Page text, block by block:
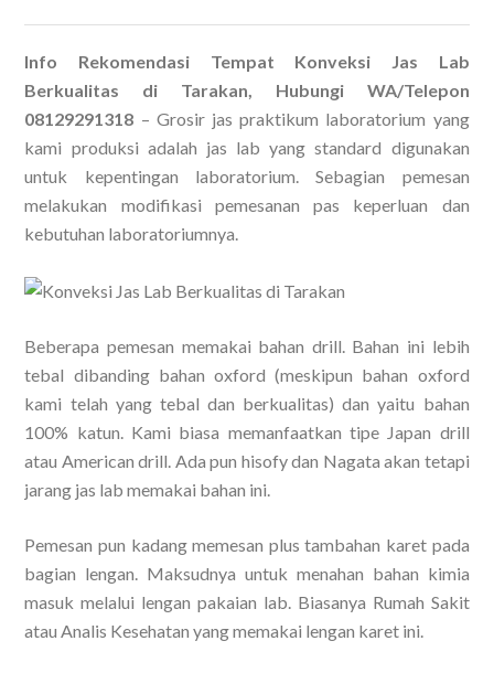
Info Rekomendasi Tempat Konveksi Jas Lab
Berkualitas di Tarakan, Hubungi WA/Telepon
08129291318 – Grosir jas praktikum laboratorium yang
kami produksi adalah jas lab yang standard digunakan
untuk kepentingan laboratorium. Sebagian pemesan
melakukan modifikasi pemesanan pas keperluan dan
kebutuhan laboratoriumnya.
Beberapa pemesan memakai bahan drill. Bahan ini lebih
tebal dibanding bahan oxford (meskipun bahan oxford
kami telah yang tebal dan berkualitas) dan yaitu bahan
100% katun. Kami biasa memanfaatkan tipe Japan drill
atau American drill. Ada pun hisofy dan Nagata akan tetapi
jarang jas lab memakai bahan ini.
Pemesan pun kadang memesan plus tambahan karet pada
bagian lengan. Maksudnya untuk menahan bahan kimia
masuk melalui lengan pakaian lab. Biasanya Rumah Sakit
atau Analis Kesehatan yang memakai lengan karet ini.